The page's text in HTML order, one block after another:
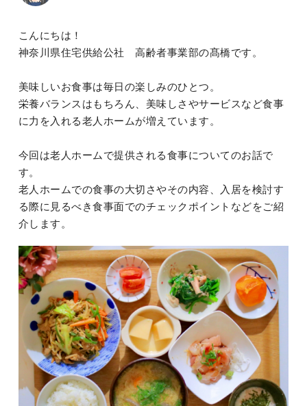
こんにちは！
神奈川県住宅供給公社 高齢者事業部の髙橋です。
美味しいお食事は毎日の楽しみのひとつ。
栄養バランスはもちろん、美味しさやサービスなど食事
に力を入れる老人ホームが増えています。
今回は老人ホームで提供される食事についてのお話で
す。
老人ホームでの食事の大切さやその内容、入居を検討す
る際に見るべき食事面でのチェックポイントなどをご紹
介します。